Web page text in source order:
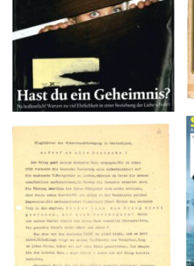
Flugblätter der Weissen
Rose – V, Januar 1943